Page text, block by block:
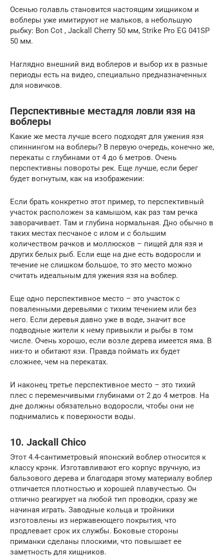
Осенью голавль становится настоящим хищником и
воблеры уже имитируют не мальков, а небольшую
рыбку: Bon Cot , Jackall Cherry 50 мм, Strike Pro EG 041SP
50 мм.
Наглядно внешний вид воблеров и выбор их в разные
периоды есть на видео, специально предназначенных
для новичков.
Перспективные местадля ловли язя на
воблеры
Какие же места лучше всего подходят для ужения язя
спиннингом на воблеры? В первую очередь, конечно же,
перекаты с глубинами от 4 до 6 метров. Очень
перспективны повороты рек. Еще лучше, если берег
будет вогнутым, как на изображении:
Если брать конкретно этот пример, то перспективный
участок расположен за камышом, как раз там речка
заворачивает. Там и глубина нормальная. Дно обычно в
таких местах песчаное с илом и с большим
количеством рачков и моллюсков – пищей для язя и
других белых рыб. Если еще на дне есть водоросли и
течение не слишком большое, то это место можно
считать идеальным для ужения язя на воблер.
Еще одно перспективное место – это участок с
поваленными деревьями с тихим течением или без
него. Если деревья давно уже в воде, значит все
подводные жители к нему привыкли и рыбы в том
числе. Очень хорошо, если возле дерева имеется яма. В
них-то и обитают язи. Правда поймать их будет
сложнее, чем на перекатах.
И наконец третье перспективное место – это тихий
плес с переменчивыми глубинами от 2 до 4 метров. На
дне должны обязательно водоросли, чтобы они не
поднимались к поверхности воды.
10. Jackall Chico
Этот 4.4-сантиметровый японский воблер относится к
классу крэнк. Изготавливают его корпус вручную, из
бальзового дерева и благодаря этому материалу воблер
отличается плотностью и хорошей плавучестью. Он
отлично реагирует на любой тип проводки, сразу же
начиная играть. Заводные кольца и тройники
изготовлены из нержавеющего покрытия, что
продлевает срок их службы. Боковые стороны
приманки сделаны плоскими, что повышает ее
заметность для хищников.